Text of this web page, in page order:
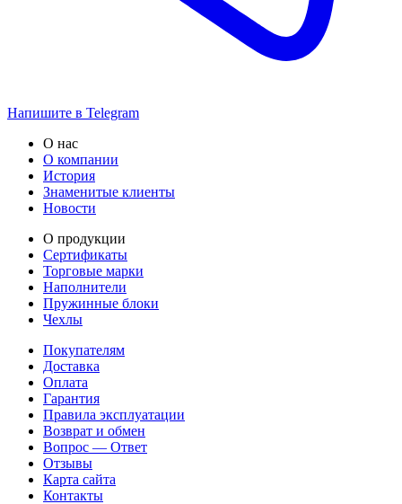
Напишите в Telegram
О нас
О компании
История
Знаменитые клиенты
Новости
О продукции
Сертификаты
Торговые марки
Наполнители
Пружинные блоки
Чехлы
Покупателям
Доставка
Оплата
Гарантия
Правила эксплуатации
Возврат и обмен
Вопрос — Ответ
Отзывы
Карта сайта
Контакты